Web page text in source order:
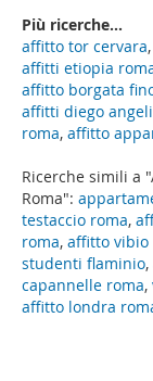
Ricerche simili a
Roma":
testaccio roma,
roma, affitto vibio
studenti flaminio,
capannelle roma,
affitto londra
Più ricerche...
affitto tor cervara,
affitti etiopia
affitto borgata
affitti diego
roma, affitto